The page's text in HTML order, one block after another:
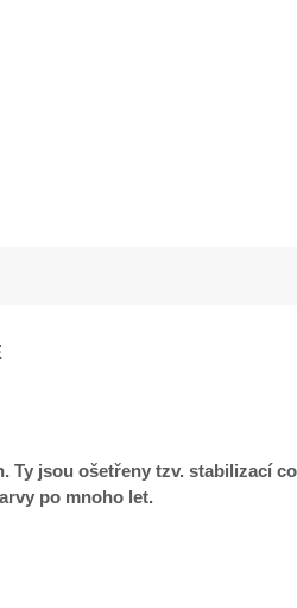
Ty jsou ošetřeny tzv. stabilizací
po mnoho let.